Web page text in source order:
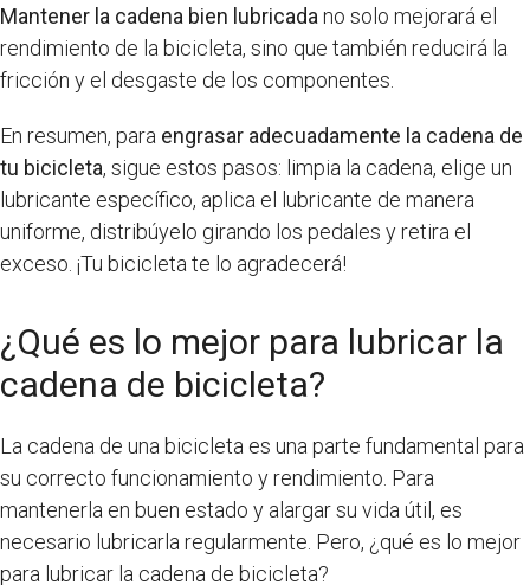
Mantener la cadena bien lubricada no solo mejorará el
rendimiento de la bicicleta, sino que también reducirá la
fricción y el desgaste de los componentes.
En resumen, para engrasar adecuadamente la cadena de
tu bicicleta, sigue estos pasos: limpia la cadena, elige un
lubricante específico, aplica el lubricante de manera
uniforme, distribúyelo girando los pedales y retira el
exceso. ¡Tu bicicleta te lo agradecerá!
¿Qué es lo mejor para lubricar la
cadena de bicicleta?
La cadena de una bicicleta es una parte fundamental para
su correcto funcionamiento y rendimiento. Para
mantenerla en buen estado y alargar su vida útil, es
necesario lubricarla regularmente. Pero, ¿qué es lo mejor
para lubricar la cadena de bicicleta?